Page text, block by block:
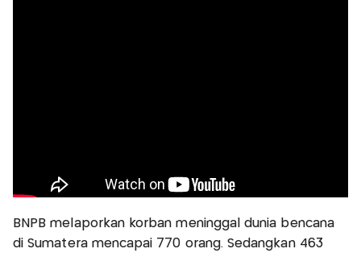
BNPB melaporkan korban meninggal dunia bencana
di Sumatera mencapai 770 orang. Sedangkan 463